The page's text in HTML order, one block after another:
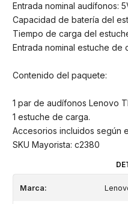
Entrada nominal audífonos:
Capacidad de batería del
Tiempo de carga del
Entrada nominal estuche de
Contenido del paquete:
1 par de audífonos Lenovo
1 estuche de carga.
Accesorios incluidos según
SKU Mayorista: c2380
Marca: